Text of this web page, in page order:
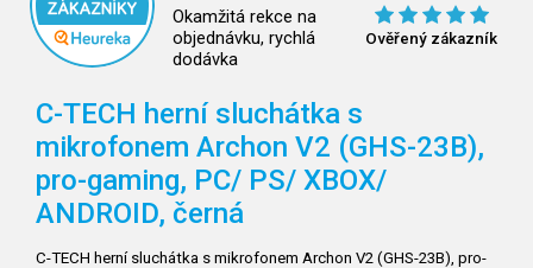
Okamžitá rekce na
objednávku, rychlá
dodávka
Ověřený zákazník
C-TECH herní sluchátka s
mikrofonem Archon V2 (GHS-23B),
pro-gaming, PC/ PS/ XBOX/
ANDROID, černá
C-TECH herní sluchátka s mikrofonem Archon V2 (GHS-23B), pro-